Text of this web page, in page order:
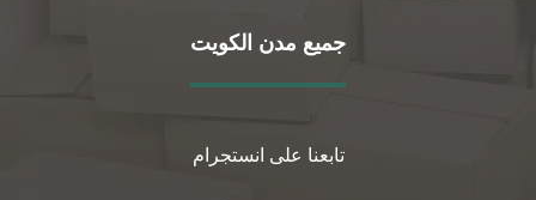
جميع مدن الكويت
تابعنا على انستجرام